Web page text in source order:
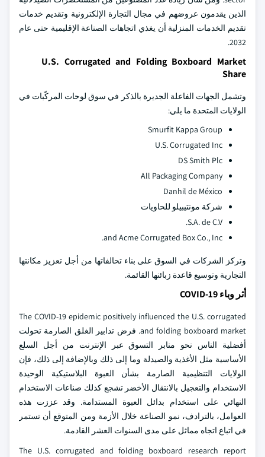
الذين يقدمون عروضهم في مجال التجارة الإلكترونية وتقديم خدمات
تقديم الخدمات المنزلية أن يغذي اتجاهات الصناعة الإقليمية حتى عام
2032.
U.S. Corrugated and Folding Boxboard Market
Share
وتشمل الجهات الفاعلة الجديرة بالذكر في سوق لوحات المركّبات في
الولايات المتحدة ما يلي:
Smurfit Kappa Group
U.S. Corrugated Inc
DS Smith Plc
All Packaging Company
Danhil de México
شركة مونتيبيلو للحاويات
S.A. de C.V.
and Acme Corrugated Box Co., Inc.
وتركز الشركات في السوق على بناء تحالفاتها من أجل تعزيز مكانتها
التجارية وتوسيع قاعدة زبائنها القائمة.
أثر وباء COVID-19
The COVID-19 epidemic positively influenced the U.S. corrugated
and folding boxboard market. فرض تدابير الغلق الصارمة تحولت
أفضلية الناس نحو منابر التسوق عبر الإنترنت من أجل السلع
الأساسية مثل الأغذية والصيدلة وما إلى ذلك وبالإضافة إلى ذلك، فإن
الولايات التنظيمية الصارمة بشأن العبوة البلاستيكية الوحيدة
الاستخدام والتعجيل بالانتقال الأخضر تشجع كذلك صناعات الاستخدام
النهائي على استخدام بدائل العبوة المستدامة. وقد عززت هذه
العوامل، بالترادف، نمو الصناعة خلال الأزمة ومن المتوقع أن تستمر
في اتباع اتجاه مماثل على مدى السنوات العشر القادمة.
The U.S. corrugated and folding boxboard research report